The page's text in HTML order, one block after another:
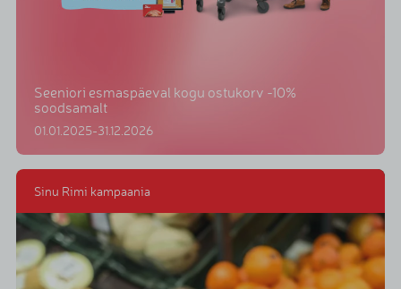
Seeniori esmaspäeval kogu ostukorv -10%
soodsamalt
01.01.2025-31.12.2026
Sinu Rimi kampaania